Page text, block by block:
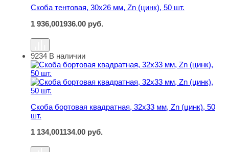
Скоба тентовая, 30х26 мм, Zn (цинк), 50 шт.
1 936,001936.00 руб.
Скоба бортовая квадратная, 32х33 мм, Zn (цинк), 50 шт.
9234 В наличии
Скоба бортовая квадратная, 32х33 мм, Zn (цинк), 50
шт.
1 134,001134.00 руб.